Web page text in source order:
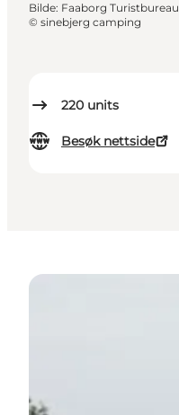
220 units
Besøk nettside
Bilde: Faaborg Turistbureau
© sinebjerg camping